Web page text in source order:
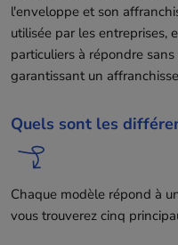
l'enveloppe et son
utilisée par les entreprises,
particuliers à répondre
garantissant un
Quels sont les
Chaque modèle répond à
vous trouverez cinq